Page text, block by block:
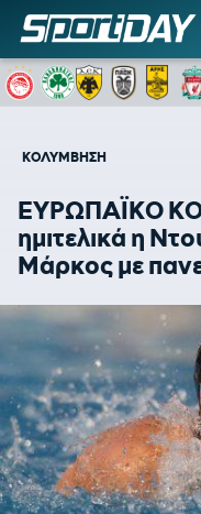
ΚΟΛΥΜΒΗΣΗ
ΕΥΡΩΠΑΪΚΟ
ημιτελικά η
Μάρκος με